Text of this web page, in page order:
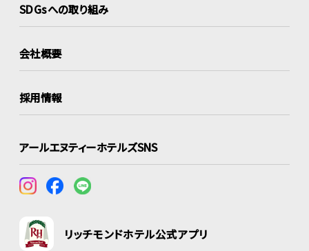
SDGsへの取り組み
会社概要
採用情報
アールエヌティーホテルズSNS
リッチモンドホテル公式アプリ